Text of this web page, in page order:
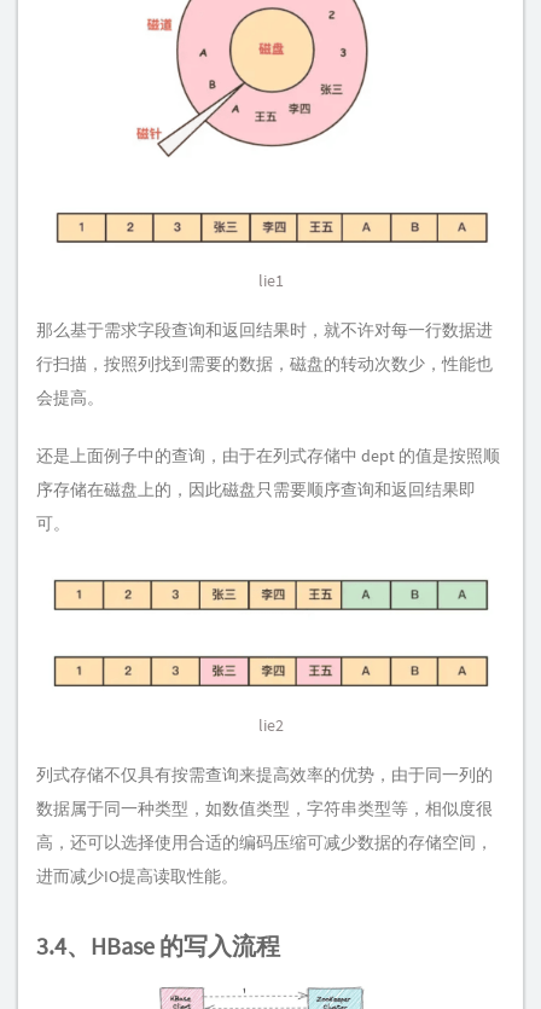
lie1
那么基于需求字段查询和返回结果时，就不许对每一行数据进
行扫描，按照列找到需要的数据，磁盘的转动次数少，性能也
会提高。
还是上面例子中的查询，由于在列式存储中 dept 的值是按照顺
序存储在磁盘上的，因此磁盘只需要顺序查询和返回结果即
可。
lie2
列式存储不仅具有按需查询来提高效率的优势，由于同一列的
数据属于同一种类型，如数值类型，字符串类型等，相似度很
高，还可以选择使用合适的编码压缩可减少数据的存储空间，
进而减少IO提高读取性能。
3.4、HBase 的写入流程